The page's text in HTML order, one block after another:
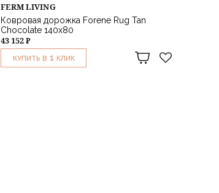
FERM LIVING
Ковровая дорожка Forene Rug Tan
Chocolate 140x80
43 152 ₽
КУПИТЬ В 1 КЛИК